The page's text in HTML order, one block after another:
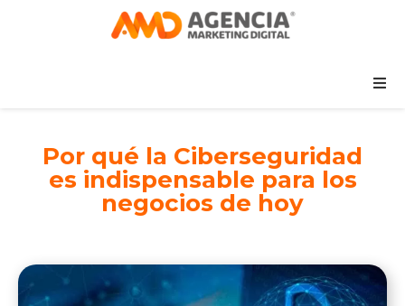
Por qué la Ciberseguridad
es indispensable para los
negocios de hoy